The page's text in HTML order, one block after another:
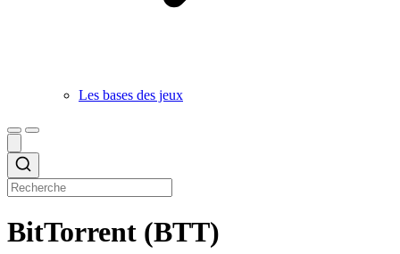
Les bases des jeux
BitTorrent (BTT)